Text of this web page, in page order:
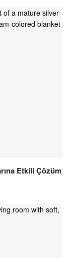
Etkili Çözüm